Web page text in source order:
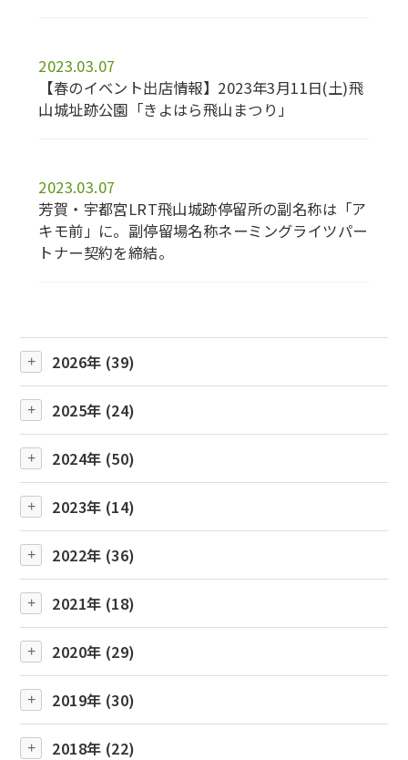
2023.03.07
【春のイベント出店情報】2023年3月11日(土)飛
山城址跡公園「きよはら飛山まつり」
2023.03.07
芳賀・宇都宮LRT飛山城跡停留所の副名称は「ア
キモ前」に。副停留場名称ネーミングライツパー
トナー契約を締結。
2026年 (39)
2025年 (24)
2024年 (50)
2023年 (14)
2022年 (36)
2021年 (18)
2020年 (29)
2019年 (30)
2018年 (22)